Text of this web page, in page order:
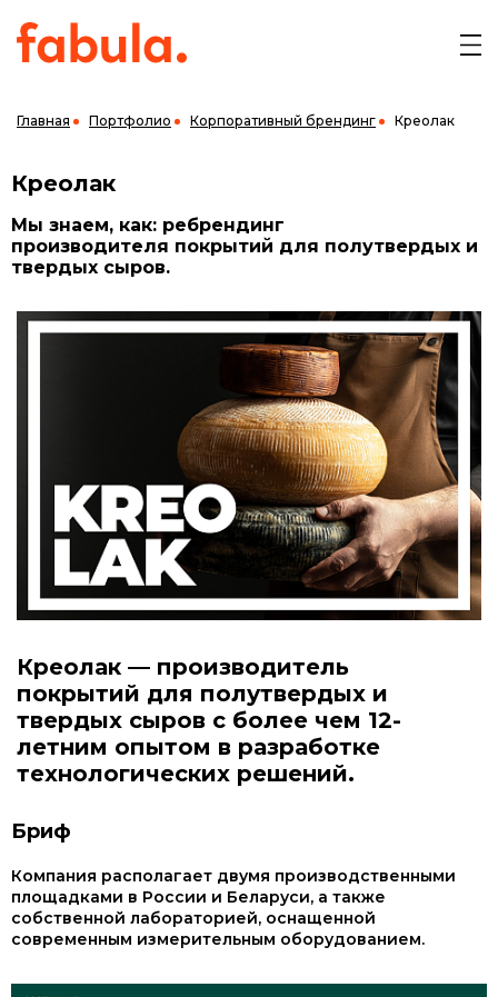
Главная Портфолио Корпоративный брендинг Креолак
Креолак
Мы знаем, как: ребрендинг
производителя покрытий для полутвердых и
твердых сыров.
Креолак — производитель
покрытий для полутвердых и
твердых сыров с более чем 12-
летним опытом в разработке
технологических решений.
Бриф
Компания располагает двумя производственными
площадками в России и Беларуси, а также
собственной лабораторией, оснащенной
современным измерительным оборудованием.